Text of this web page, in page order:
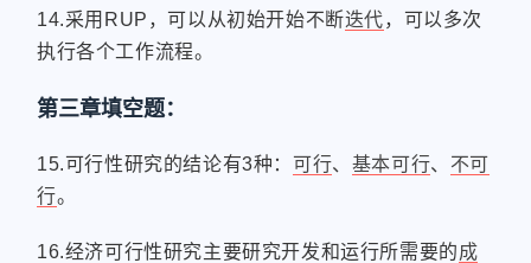
14.采用RUP，可以从初始开始不断迭代，可以多次
执行各个工作流程。
第三章填空题：
15.可行性研究的结论有3种： 可行、 基本可行、 不可
行。
16.经济可行性研究主要研究开发和运行所需要的成